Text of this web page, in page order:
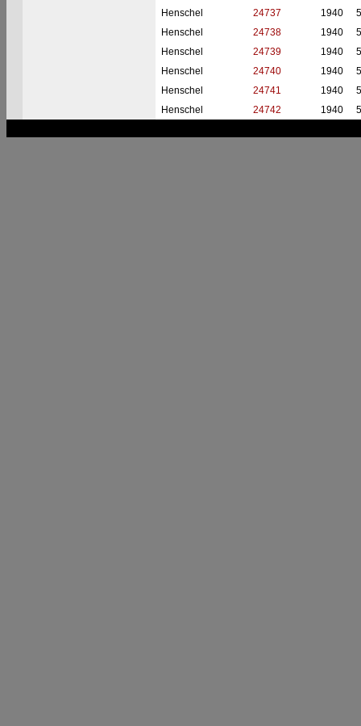
Henschel 24737 1940
Henschel
24738 1940
Henschel
24739 1940
Henschel
24740 1940
Henschel
24741 1940
Henschel
24742 1940